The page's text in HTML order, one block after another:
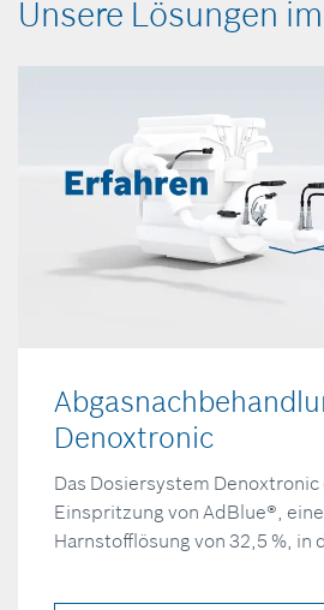
Unsere Lösungen
Denoxtronic
Das Dosiersystem
Einspritzung von AdBlue®,
Harnstofflösung von 32,5 %, in